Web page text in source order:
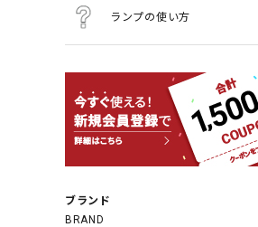
ランプの使い方
ブランド
BRAND